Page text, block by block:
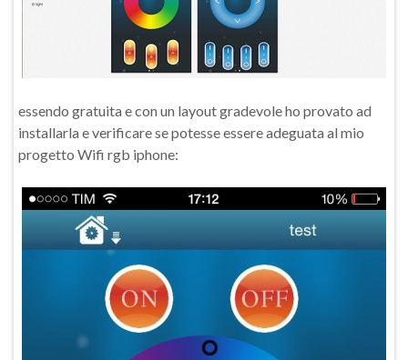
essendo gratuita e con un layout gradevole ho provato ad
installarla e verificare se potesse essere adeguata al mio
progetto Wifi rgb iphone: